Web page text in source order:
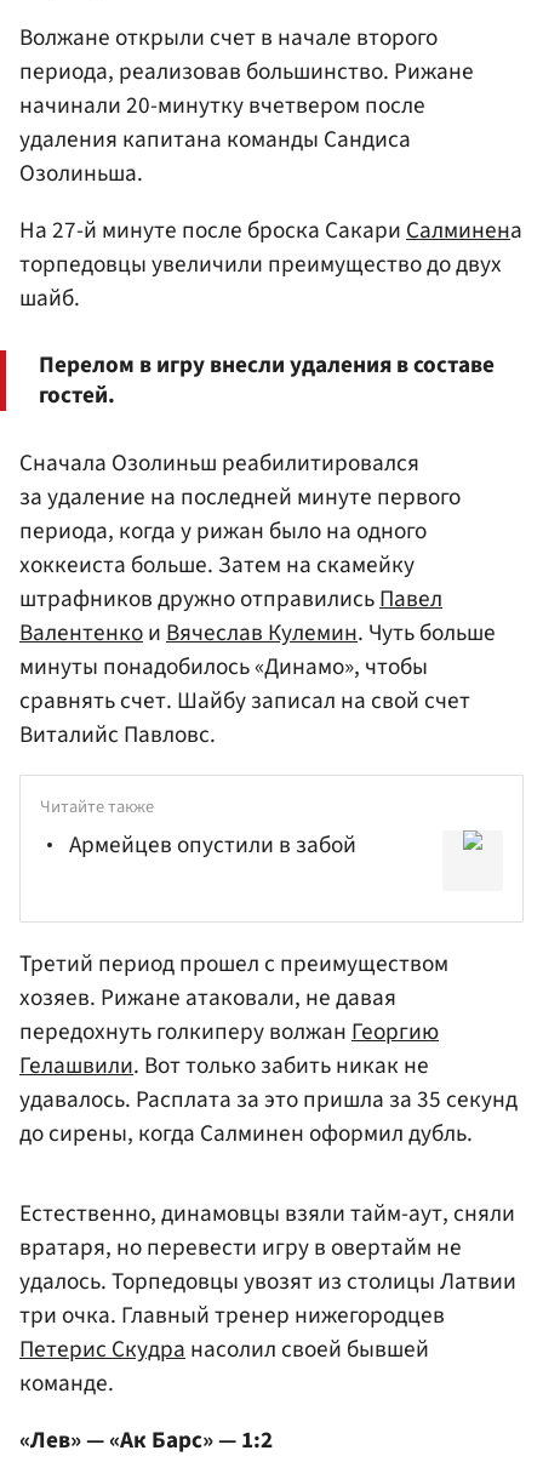
Волжане открыли счет в начале второго
периода, реализовав большинство. Рижане
начинали 20-минутку вчетвером после
удаления капитана команды Сандиса
Озолиньша.
На 27-й минуте после броска СакариСалминена
торпедовцы увеличили преимущество до двух
шайб.
Перелом в игру внесли удаления в составе
гостей.
Сначала Озолиньш реабилитировался
за удаление на последней минуте первого
периода, когда у рижан было на одного
хоккеиста больше. Затем на скамейку
штрафников дружно отправилисьПавел
ВалентенкоиВячеслав Кулемин. Чуть больше
минуты понадобилось «Динамо», чтобы
сравнять счет. Шайбу записал на свой счет
Виталийс Павловс.
Читайте также
Армейцев опустили в забой
Третий период прошел с преимуществом
хозяев. Рижане атаковали, не давая
передохнуть голкиперу волжанГеоргию
Гелашвили. Вот только забить никак не
удавалось. Расплата за это пришла за 35 секунд
до сирены, когда Салминен оформил дубль.
Естественно, динамовцы взяли тайм-аут, сняли
вратаря, но перевести игру в овертайм не
удалось. Торпедовцы увозят из столицы Латвии
три очка. Главный тренер нижегородцев
Петерис Скудранасолил своей бывшей
команде.
«Лев» — «Ак Барс» — 1:2